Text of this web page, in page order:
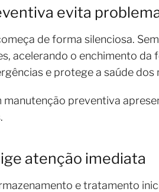
evita
de forma silenciosa.
acelerando o enchimento
e protege a saúde
manutenção preventiva
atenção imediata
e tratamento